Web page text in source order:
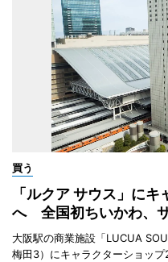
買う
「ルクア サウス」に
へ 全国初ちいかわ、
大阪駅の商業施設「LUCUA
梅田3）にキャラクターショッ